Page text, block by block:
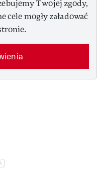
Twojej zgody,
cele mogły załadować